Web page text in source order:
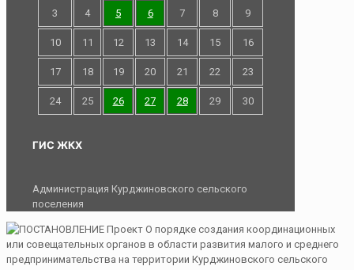
3 4 5 6 7 8 9
10 11 12 13 14 15 16
17 18 19 20 21 22 23
24 25 26 27 28 29 30
ГИС ЖКХ
Администрация Курджиновского сельского
поселения